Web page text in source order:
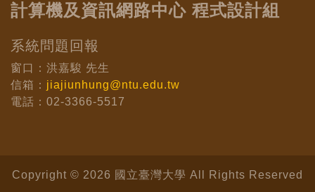
計算機及資訊網路中心 程式設計組
系統問題回報
窗口：洪嘉駿 先生
信箱： jiajiunhung@ntu.edu.tw
電話：02-3366-5517
Copyright © 2026 國立臺灣大學 All Rights Reserved